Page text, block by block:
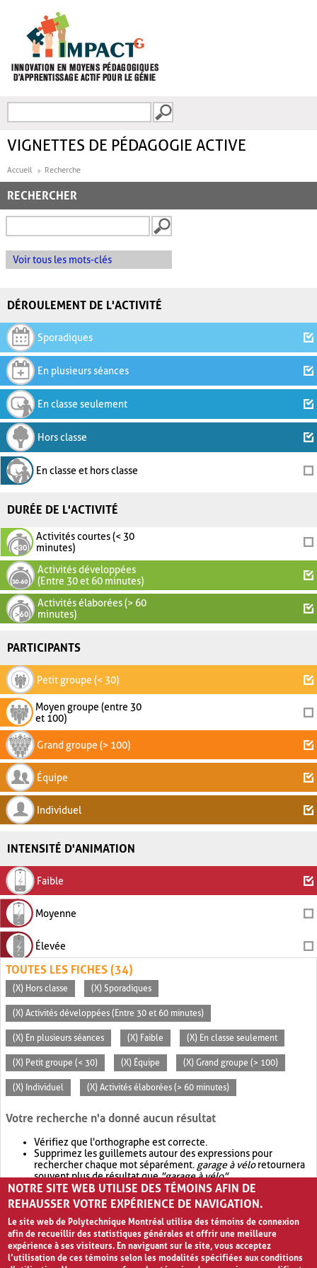
FORMULAIRE DE
VIGNETTES DE PÉDAGOGIE ACTIVE
Accueil Recherche
RECHERCHER
Voir tous les mots-clés
DÉROULEMENT DE L'ACTIVITÉ
Sporadiques
En plusieurs séances
En classe seulement
Hors classe
En classe et hors classe
DURÉE DE L'ACTIVITÉ
Activités courtes (< 30
minutes)
Activités développées
(Entre 30 et 60 minutes)
Activités élaborées (> 60
minutes)
PARTICIPANTS
Petit groupe (< 30)
Moyen groupe (entre 30
et 100)
Grand groupe (> 100)
Équipe
Individuel
INTENSITÉ D'ANIMATION
Faible
Moyenne
Élevée
TOUTES LES FICHES (34)
(X) Hors classe (X) Sporadiques
(X) Activités développées (Entre 30 et 60 minutes)
(X) En plusieurs séances (X) Faible (X) En classe seulement
(X) Petit groupe (< 30) (X) Équipe (X) Grand groupe (> 100)
(X) Individuel (X) Activités élaborées (> 60 minutes)
Votre recherche n'a donné aucun résultat
Vérifiez que l'orthographe est correcte.
Supprimez les guillemets autour des expressions pour
rechercher chaque mot séparément. garage à véloretournera
souvent plus de résultat que"garage à vélo".
Envisagez d'élargir votre recherche avec OR.garage OR vélo
retournera souvent plus de résultat quegarage à vélo
NOTRE SITE WEB UTILISE DES TÉMOINS AFIN DE
REHAUSSER VOTRE EXPÉRIENCE DE NAVIGATION.
Le site web de Polytechnique Montréal utilise des témoins de connexion
afin de recueillir des statistiques générales et offrir une meilleure
expérience à ses visiteurs. En naviguant sur le site, vous acceptez
l’utilisation de ces témoins selon les modalités spécifiées aux conditions